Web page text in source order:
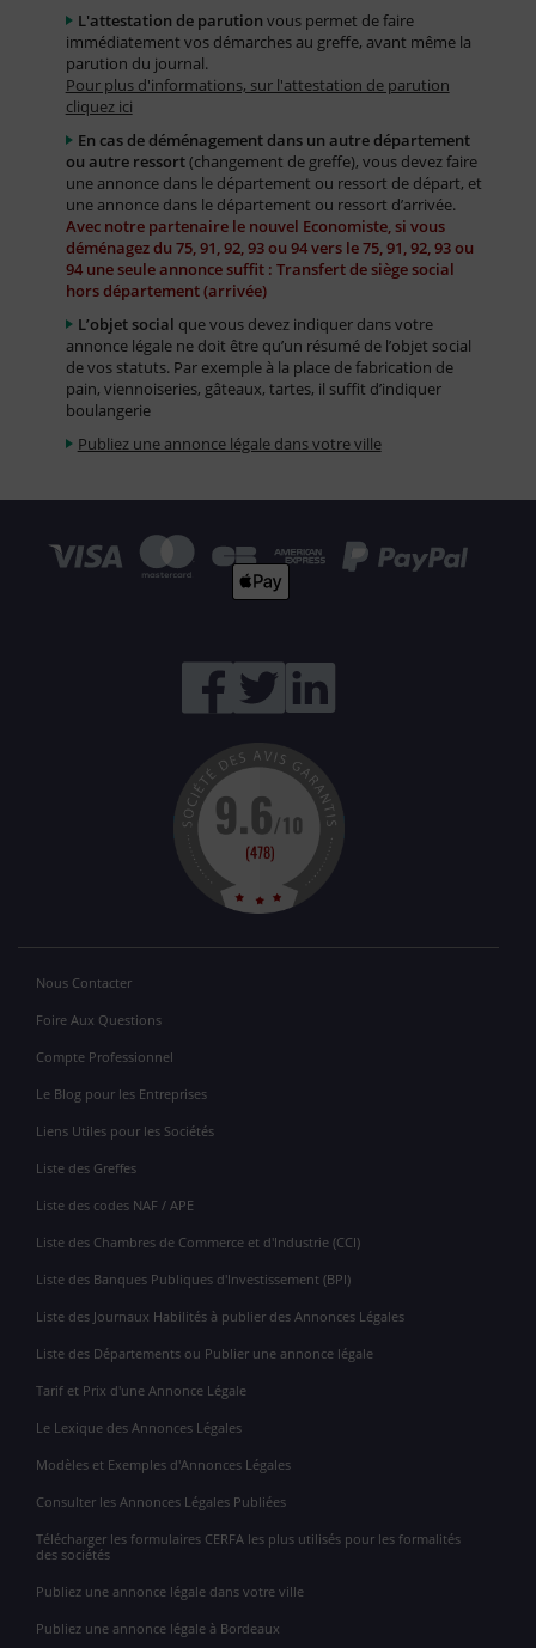
L'attestation de parution vous permet de faire
immédiatement vos démarches au greffe, avant même la
parution du journal.
Pour plus d'informations, sur l'attestation de parution
cliquez ici
En cas de déménagement dans un autre département
ou autre ressort(changement de greffe), vous devez faire
une annonce dans le département ou ressort de départ, et
une annonce dans le département ou ressort d’arrivée.
Avec notre partenaire le nouvel Economiste, si vous
déménagez du 75, 91, 92, 93 ou 94 vers le 75, 91, 92, 93 ou
94 une seule annonce suffit : Transfert de siège social
hors département (arrivée)
L’objet social que vous devez indiquer dans votre
annonce légale ne doit être qu’un résumé de l’objet social
de vos statuts. Par exemple à la place de fabrication de
pain, viennoiseries, gâteaux, tartes, il suffit d’indiquer
boulangerie
Publiez une annonce légale dans votre ville
Nous Contacter
Foire Aux Questions
Compte Professionnel
Le Blog pour les Entreprises
Liens Utiles pour les Sociétés
Liste des Greffes
Liste des codes NAF / APE
Liste des Chambres de Commerce et d'Industrie (CCI)
Liste des Banques Publiques d'Investissement (BPI)
Liste des Journaux Habilités à publier des Annonces Légales
Liste des Départements ou Publier une annonce légale
Tarif et Prix d'une Annonce Légale
Le Lexique des Annonces Légales
Modèles et Exemples d'Annonces Légales
Consulter les Annonces Légales Publiées
Télécharger les formulaires CERFA les plus utilisés pour les formalités
des sociétés
Publiez une annonce légale dans votre ville
Publiez une annonce légale à Bordeaux